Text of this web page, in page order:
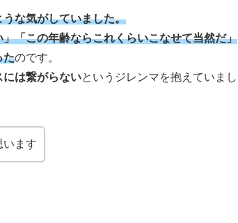
な気がしていました。
「この年齢ならこれくらいこなせて当然だ」
たのです。
は繋がらないというジレンマを抱えていまし
います